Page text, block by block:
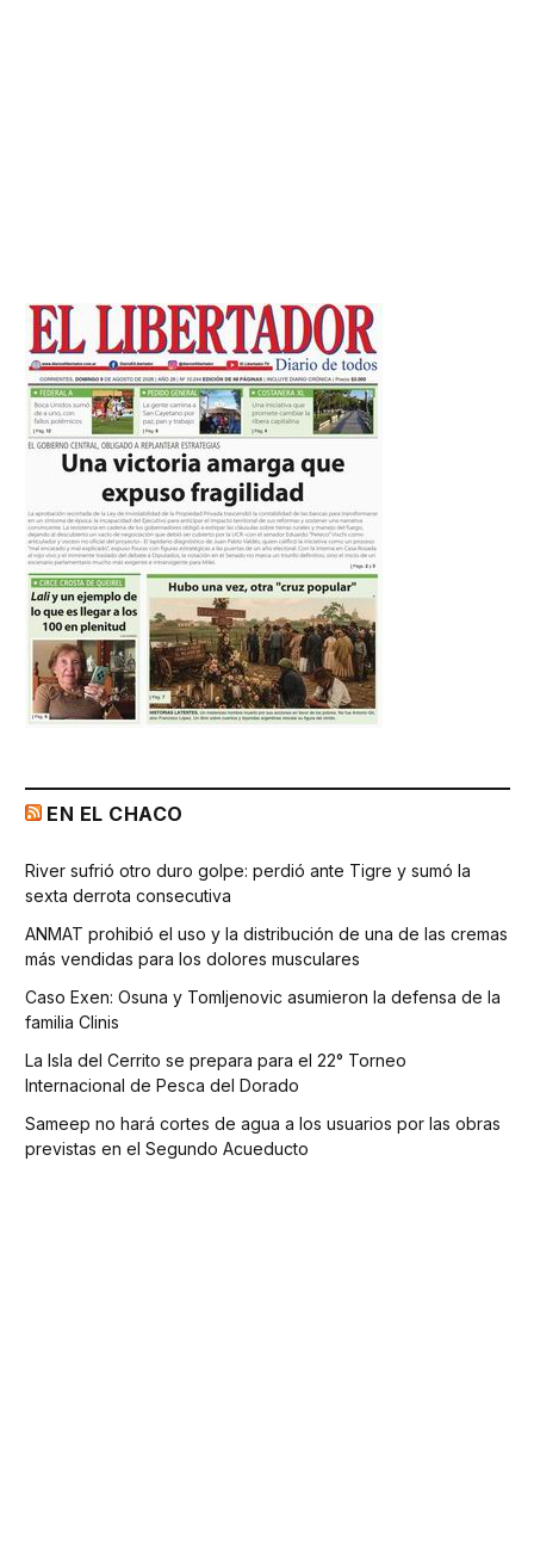
EN EL CHACO
River sufrió otro duro golpe: perdió ante Tigre y sumó la
sexta derrota consecutiva
ANMAT prohibió el uso y la distribución de una de las cremas
más vendidas para los dolores musculares
Caso Exen: Osuna y Tomljenovic asumieron la defensa de la
familia Clinis
La Isla del Cerrito se prepara para el 22° Torneo
Internacional de Pesca del Dorado
Sameep no hará cortes de agua a los usuarios por las obras
previstas en el Segundo Acueducto